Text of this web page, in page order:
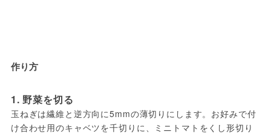
作り方
1. 野菜を切る
玉ねぎは繊維と逆方向に5mmの薄切りにします。お好みで付
け合わせ用のキャベツを千切りに、ミニトマトをくし形切り